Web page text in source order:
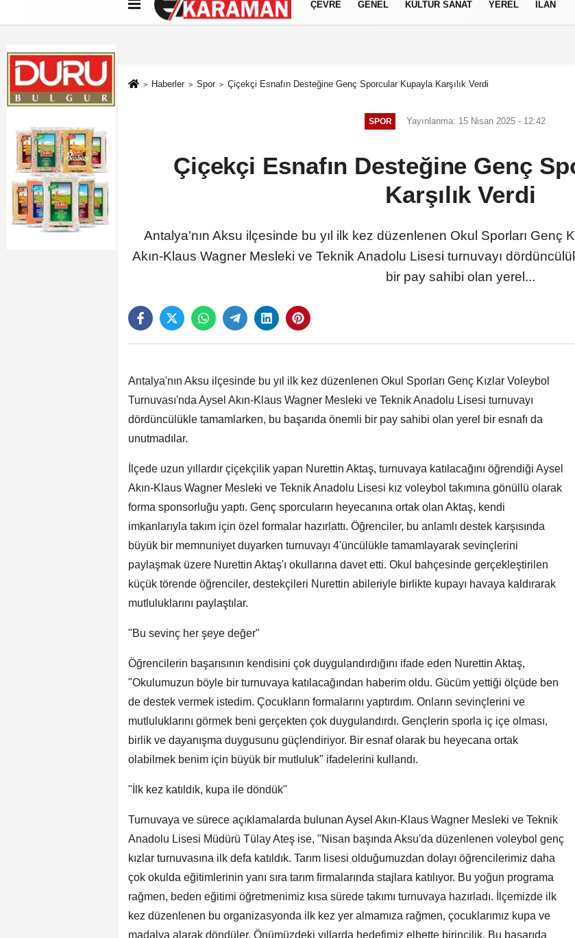
Künye İletişim Çerez Politikası Gizlilik İlkeleri
ÇEVRE GENEL KÜLTÜR SANAT YEREL İLAN
Haberler Spor Çiçekçi Esnafın Desteğine Genç Sporcular Kupayla Karşılık Verdi
SPOR Yayınlanma: 15 Nisan 2025 - 12:42
Çiçekçi Esnafın Desteğine Genç
Karşılık Verdi
Antalya'nın Aksu ilçesinde bu yıl ilk kez düzenlenen Okul Sporları Genç
Akın-Klaus Wagner Mesleki ve Teknik Anadolu Lisesi turnuvayı
bir pay sahibi olan yerel...
Antalya'nın Aksu ilçesinde bu yıl ilk kez düzenlenen Okul Sporları Genç Kızlar Voleybol
Turnuvası'nda Aysel Akın-Klaus Wagner Mesleki ve Teknik Anadolu Lisesi turnuvayı
dördüncülükle tamamlarken, bu başarıda önemli bir pay sahibi olan yerel bir esnafı da
unutmadılar.
İlçede uzun yıllardır çiçekçilik yapan Nurettin Aktaş, turnuvaya katılacağını öğrendiği Aysel
Akın-Klaus Wagner Mesleki ve Teknik Anadolu Lisesi kız voleybol takımına gönüllü olarak
forma sponsorluğu yaptı. Genç sporcuların heyecanına ortak olan Aktaş, kendi
imkanlarıyla takım için özel formalar hazırlattı. Öğrenciler, bu anlamlı destek karşısında
büyük bir memnuniyet duyarken turnuvayı 4'üncülükle tamamlayarak sevinçlerini
paylaşmak üzere Nurettin Aktaş'ı okullarına davet etti. Okul bahçesinde gerçekleştirilen
küçük törende öğrenciler, destekçileri Nurettin abileriyle birlikte kupayı havaya kaldırarak
mutluluklarını paylaştılar.
"Bu sevinç her şeye değer"
Öğrencilerin başarısının kendisini çok duygulandırdığını ifade eden Nurettin Aktaş,
"Okulumuzun böyle bir turnuvaya katılacağından haberim oldu. Gücüm yettiği ölçüde ben
de destek vermek istedim. Çocukların formalarını yaptırdım. Onların sevinçlerini ve
mutluluklarını görmek beni gerçekten çok duygulandırdı. Gençlerin sporla iç içe olması,
birlik ve dayanışma duygusunu güçlendiriyor. Bir esnaf olarak bu heyecana ortak
olabilmek benim için büyük bir mutluluk" ifadelerini kullandı.
"İlk kez katıldık, kupa ile döndük"
Turnuvaya ve sürece açıklamalarda bulunan Aysel Akın-Klaus Wagner Mesleki ve Teknik
Anadolu Lisesi Müdürü Tülay Ateş ise, "Nisan başında Aksu'da düzenlenen voleybol genç
kızlar turnuvasına ilk defa katıldık. Tarım lisesi olduğumuzdan dolayı öğrencilerimiz daha
çok okulda eğitimlerinin yanı sıra tarım firmalarında stajlara katılıyor. Bu yoğun programa
rağmen, beden eğitimi öğretmenimiz kısa sürede takımı turnuvaya hazırladı. İlçemizde ilk
kez düzenlenen bu organizasyonda ilk kez yer almamıza rağmen, çocuklarımız kupa ve
madalya alarak döndüler. Önümüzdeki yıllarda hedefimiz elbette birincilik. Bu başarıda